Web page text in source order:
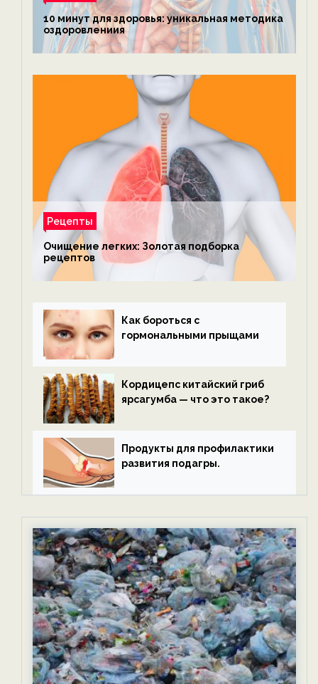
10 минут для здоровья: уникальная методика
оздоровлениия
Рецепты
Очищение легких: Золотая подборка
рецептов
Как бороться с
гормональными прыщами
Кордицепс китайский гриб
ярсагумба — что это такое?
Продукты для профилактики
развития подагры.